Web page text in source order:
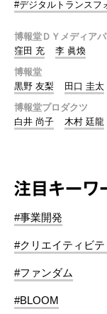
#デジタルトランスフ
博報堂ＤＹメディア
窪田 充
李 眞煥
博報堂
黒野 友梨
田口 圭太
博報堂プロダクツ
白井 尚子
木村 廷龍
注目キーワ
#事業開発
#クリエイティビテ
#ファンダム
#BLOOM